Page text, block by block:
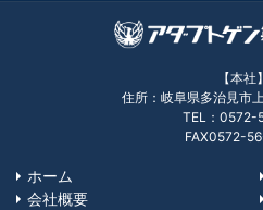
【本社】
住所：岐阜県多治見市
TEL：0572-
FAX0572-
ホーム
会社概要